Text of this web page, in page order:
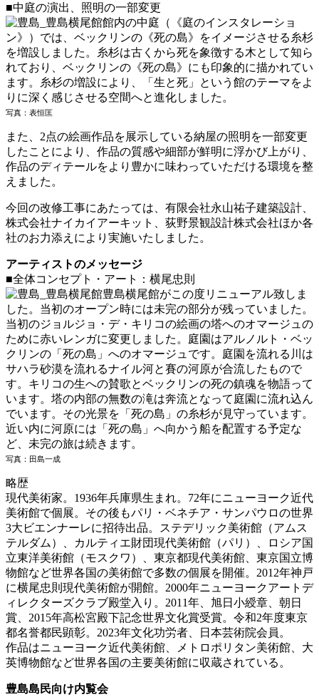
■中庭の演出、照明の一部変更
館内の中庭（《庭のインスタレーショ
ン》）では、ベックリンの《死の島》をイメージさせる糸杉
を増設しました。糸杉は古くから死を象徴する木として知ら
れており、ベックリンの《死の島》にも印象的に描かれてい
ます。糸杉の増設により、「生と死」という館のテーマをよ
りに深く感じさせる空間へと進化しました。
写真：表恒匡
また、2点の絵画作品を展示している納屋の照明を一部変更
したことにより、作品の質感や細部が鮮明に浮かび上がり、
作品のディテールをより豊かに味わっていただける環境を整
えました。
今回の改修工事にあたっては、有限会社永山祐子建築設計、
株式会社ナイカイアーキット、荻野景観設計株式会社ほか各
社のお力添えにより実施いたしました。
アーティストのメッセージ
■全体コンセプト・アート：横尾忠則
豊島横尾館がこの度リニューアル致しま
した。当初のオープン時には未完の部分が残っていました。
当初のジョルジョ・デ・キリコの絵画の塔へのオマージュの
ために赤いレンガに変更しました。庭園はアルノルト・ベッ
クリンの「死の島」へのオマージュです。庭園を流れる川は
サハラ砂漠を流れるナイル河と賽の河原が合流したもので
す。キリコの生への賛歌とベックリンの死の鎮魂を物語って
います。塔の内部の無数の滝は奔流となって庭園に流れ込ん
でいます。その光景を「死の島」の糸杉が見守っています。
近い内に河原には「死の島」へ向かう船を配置する予定な
ど、未完の旅は続きます。
写真：田島一成
略歴
現代美術家。1936年兵庫県生まれ。72年にニューヨーク近代
美術館で個展。その後もパリ・ベネチア・サンパウロの世界
3大ビエンナーレに招待出品。ステデリック美術館（アムス
テルダム）、カルティエ財団現代美術館（パリ）、ロシア国
立東洋美術館（モスクワ）、東京都現代美術館、東京国立博
物館など世界各国の美術館で多数の個展を開催。2012年神戸
に横尾忠則現代美術館が開館。2000年ニューヨークアートデ
ィレクターズクラブ殿堂入り。2011年、旭日小綬章、朝日
賞、2015年高松宮殿下記念世界文化賞受賞。令和2年度東京
都名誉都民顕彰。2023年文化功労者、日本芸術院会員。
作品はニューヨーク近代美術館、メトロポリタン美術館、大
英博物館など世界各国の主要美術館に収蔵されている。
豊島島民向け内覧会